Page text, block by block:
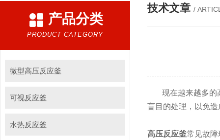
产品分类
PRODUCT CATEGORY
微型高压反应釜
可视反应釜
水热反应釜
技术文章 /
现在越来越多的
盲目的处理，以免
高压反应釜常见故障